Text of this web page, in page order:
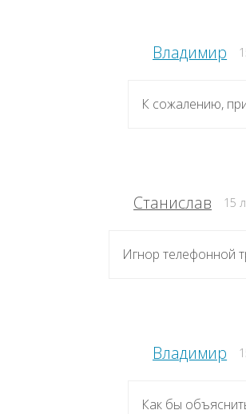
Владимир
К сожалению,
Станислав 15
Игнор телефонной
Владимир
Как бы